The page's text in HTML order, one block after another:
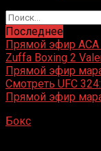
Найти:
Последнее
Прямой эфир ACA
Zuffa Boxing 2
Прямой эфир
Смотреть UFC
Прямой эфир
Бокс